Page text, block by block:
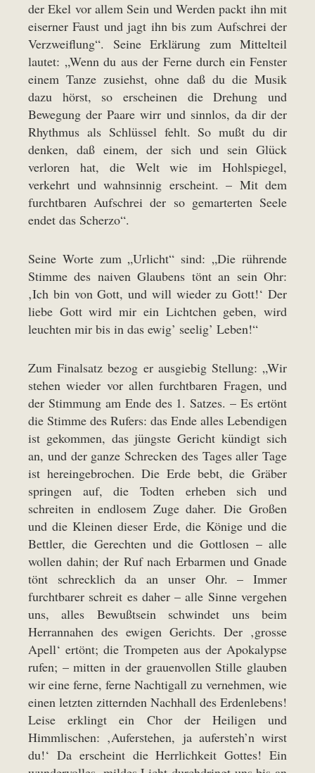
der Ekel vor allem Sein und Werden packt ihn mit
eiserner Faust und jagt ihn bis zum Aufschrei der
Verzweiflung“. Seine Erklärung zum Mittelteil
lautet: „Wenn du aus der Ferne durch ein Fenster
einem Tanze zusiehst, ohne daß du die Musik
dazu hörst, so erscheinen die Drehung und
Bewegung der Paare wirr und sinnlos, da dir der
Rhythmus als Schlüssel fehlt. So mußt du dir
denken, daß einem, der sich und sein Glück
verloren hat, die Welt wie im Hohlspiegel,
verkehrt und wahnsinnig er­scheint. – Mit dem
furchtbaren Aufschrei der so gemarterten Seele
endet das Scherzo“.
Seine Worte zum „Urlicht“ sind: „Die rührende
Stimme des naiven Glaubens tönt an sein Ohr:
‚Ich bin von Gott, und will wieder zu Gott!‘ Der
liebe Gott wird mir ein Lichtchen geben, wird
leuchten mir bis in das ewig’ seelig’ Leben!“
Zum Finalsatz bezog er ausgiebig Stellung: „Wir
stehen wieder vor allen furchtbaren Fragen, und
der Stimmung am Ende des 1. Satzes. – Es ertönt
die Stimme des Rufers: das Ende alles Lebendigen
ist gekommen, das jüngste Gericht kündigt sich
an, und der ganze Schrecken des Tages aller Tage
ist hereingebrochen. Die Erde bebt, die Gräber
springen auf, die Todten erheben sich und
schreiten in endlosem Zuge daher. Die Großen
und die Kleinen dieser Erde, die Könige und die
Bettler, die Gerechten und die Gottlosen – alle
wollen dahin; der Ruf nach Erbarmen und Gnade
tönt schrecklich da an unser Ohr. – Immer
furchtbarer schreit es daher – alle Sinne vergehen
uns, alles Bewußtsein schwindet uns beim
Herrannahen des ewigen Gerichts. Der ‚grosse
Apell‘ ertönt; die Trompeten aus der Apokalypse
rufen; – mitten in der grauenvollen Stille glauben
wir eine ferne, ferne Nachtigall zu vernehmen, wie
einen letzten zitternden Nachhall des Erdenlebens!
Leise erklingt ein Chor der Heiligen und
Himmlischen: ‚Auferstehen, ja aufersteh’n wirst
du!‘ Da erscheint die Herrlichkeit Gottes! Ein